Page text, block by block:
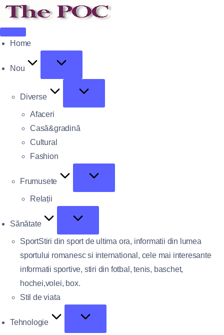
Home
Nou
Diverse
Afaceri
Casă&gradină
Cultural
Fashion
Frumusete
Relații
Sănătate
SportStiri din sport de ultima ora, informatii din lumea
sportului romanesc si international, cele mai interesante
informatii sportive, stiri din fotbal, tenis, baschet,
hochei,volei, box.
Stil de viata
Tehnologie